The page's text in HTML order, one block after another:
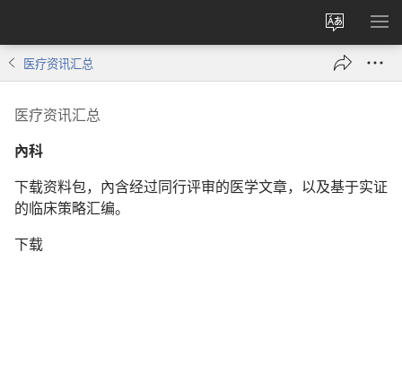
更
改
网
显
医疗资讯汇总
医疗资讯汇总
內科
下载资料包，內含经过同行评审的医学文章，以及基于实证
的临床策略汇编。
下载